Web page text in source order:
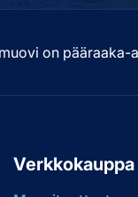
on pääraaka-
Verkkokauppa